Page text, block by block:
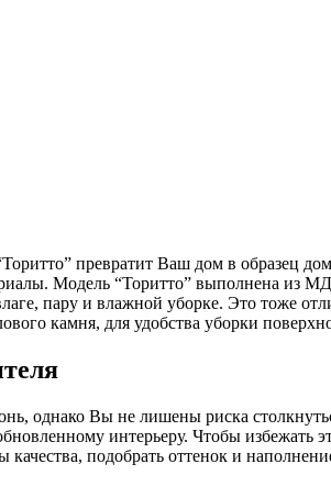
превратит Ваш дом в образец
Модель “Торитто” выполнена из
пару и влажной уборке. Это тоже
камня, для удобства уборки
однако Вы не лишены риска
интерьеру. Чтобы избежать
качества, подобрать оттенок и